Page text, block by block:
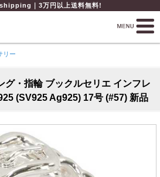
｜3万円以上送料無料!
リー
グ・指輪 ブックルセリエ インフレ
(SV925 Ag925) 17号 (#57) 新品